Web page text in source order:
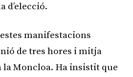
d’elecció.
manifestacions
de tres hores i mitja
la Moncloa. Ha insistit que